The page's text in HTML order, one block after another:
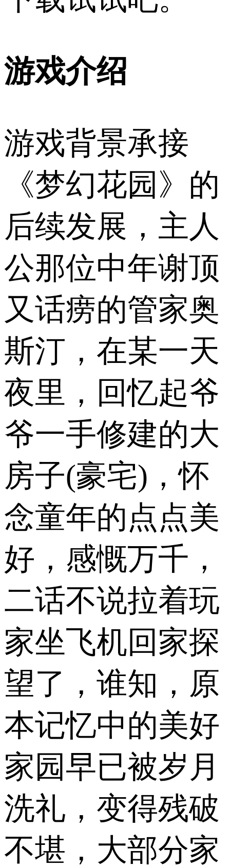
游戏介绍
游戏背景承接
《梦幻花园》的
后续发展，主人
公那位中年谢顶
又话痨的管家奥
斯汀，在某一天
夜里，回忆起爷
爷一手修建的大
房子(豪宅)，怀
念童年的点点美
好，感慨万千，
二话不说拉着玩
家坐飞机回家探
望了，谁知，原
本记忆中的美好
家园早已被岁月
洗礼，变得残破
不堪，大部分家